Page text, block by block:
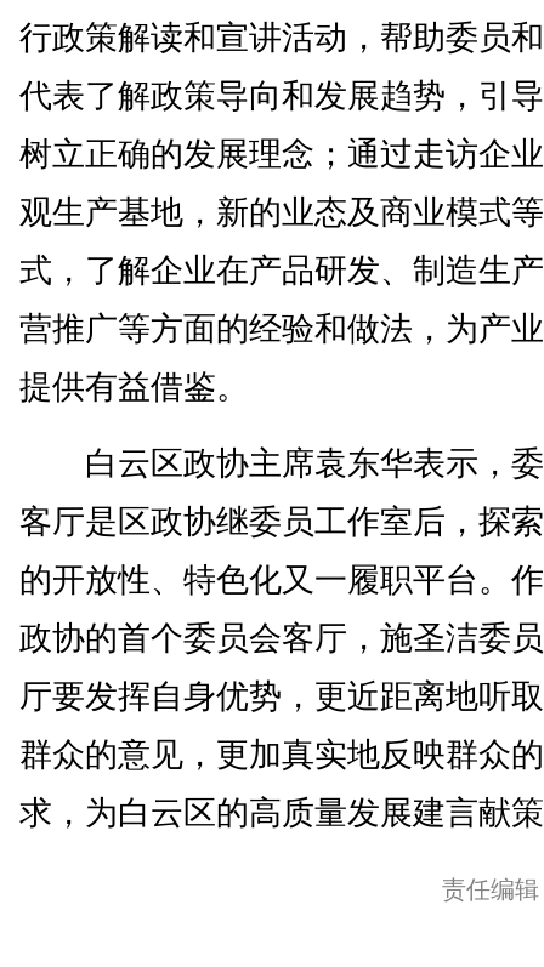
行政策解读和宣讲活动，帮助委员
代表了解政策导向和发展趋势，引
树立正确的发展理念；通过走访企
观生产基地，新的业态及商业模式
式，了解企业在产品研发、制造生
营推广等方面的经验和做法，为产
提供有益借鉴。
白云区政协主席袁东华表示，
客厅是区政协继委员工作室后，探
的开放性、特色化又一履职平台。
政协的首个委员会客厅，施圣洁委
厅要发挥自身优势，更近距离地听
群众的意见，更加真实地反映群众
求，为白云区的高质量发展建言献
责任编